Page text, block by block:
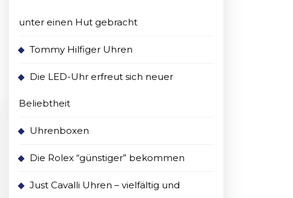
unter einen Hut gebracht
Tommy Hilfiger Uhren
Die LED-Uhr erfreut sich neuer
Beliebtheit
Uhrenboxen
Die Rolex “günstiger” bekommen
Just Cavalli Uhren – vielfältig und